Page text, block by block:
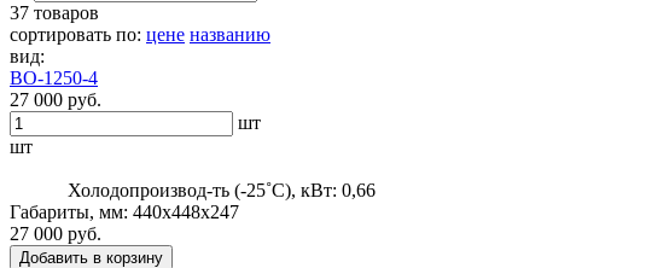
37 товаров
сортировать по: цене названию
вид:
ВО-1250-4
27 000 руб.
шт
шт
Холодопроизвод-ть (-25˚С), кВт: 0,66
Габариты, мм: 440x448x247
27 000 руб.
Добавить в корзину